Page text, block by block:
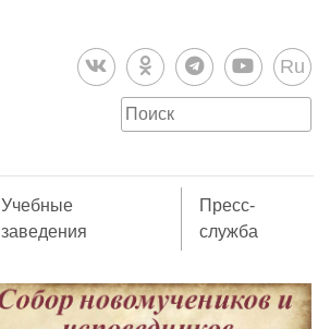
Ru
Учебные
заведения
Пресс-
служба